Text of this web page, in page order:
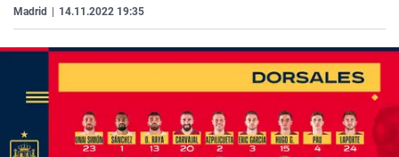
Madrid 14.11.2022 19:35